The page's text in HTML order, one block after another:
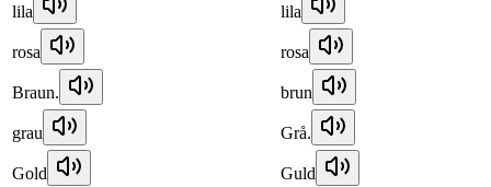
lila lila
rosa rosa
Braun. brun
grau Grå.
Gold Guld